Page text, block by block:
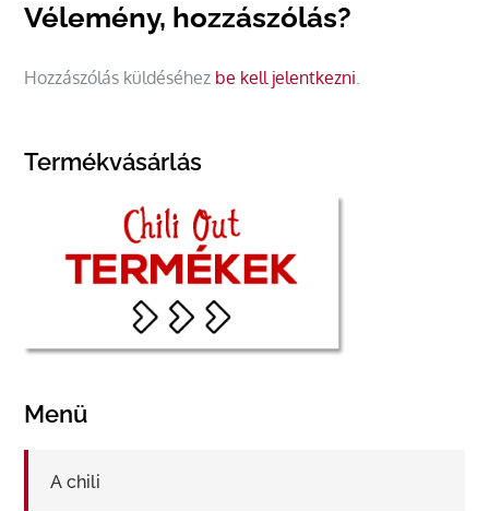
Vélemény, hozzászólás?
Hozzászólás küldéséhez be kell jelentkezni.
Termékvásárlás
Menü
A chili